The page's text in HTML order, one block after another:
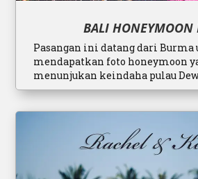
BALI HONEYMOON
Pasangan ini datang dari Burma
mendapatkan foto honeymoon
menunjukan keindaha pulau